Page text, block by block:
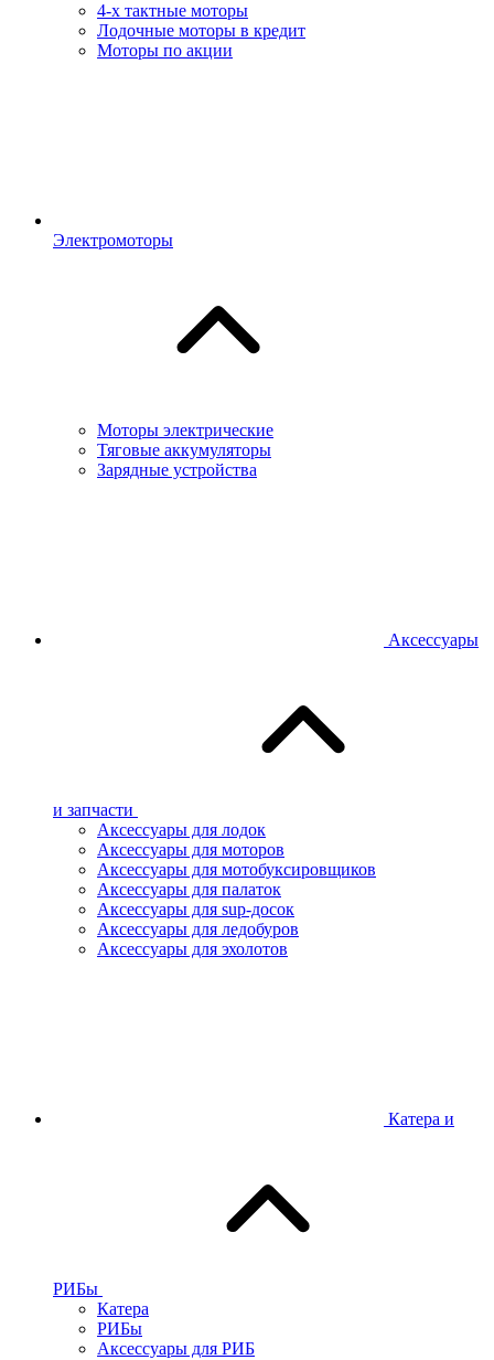
4-х тактные моторы
Лодочные моторы в кредит
Моторы по акции
Электромоторы
Моторы электрические
Тяговые аккумуляторы
Зарядные устройства
Аксессуары
и запчасти
Аксессуары для лодок
Аксессуары для моторов
Аксессуары для мотобуксировщиков
Аксессуары для палаток
Аксессуары для sup-досок
Аксессуары для ледобуров
Аксессуары для эхолотов
Катера и
РИБы
Катера
РИБы
Аксессуары для РИБ